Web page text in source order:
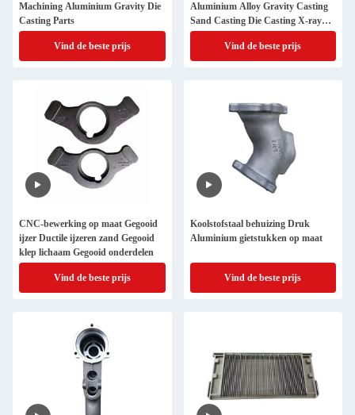
Machining Aluminium Gravity Die
Casting Parts
Vind de beste prijs
Aluminium Alloy Gravity Casting
Sand Casting Die Casting X-ray
Testing Aluminiumonderdelen
Vind de beste prijs
CNC-bewerking op maat Gegooid
ijzer Ductile ijzeren zand Gegooid
klep lichaam Gegooid onderdelen
Vind de beste prijs
Koolstofstaal behuizing Druk
Aluminium gietstukken op maat
Vind de beste prijs